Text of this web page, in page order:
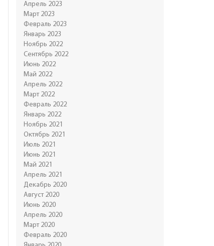
Апрель 2023
Март 2023
Февраль 2023
Январь 2023
Ноябрь 2022
Сентябрь 2022
Июнь 2022
Май 2022
Апрель 2022
Март 2022
Февраль 2022
Январь 2022
Ноябрь 2021
Октябрь 2021
Июль 2021
Июнь 2021
Май 2021
Апрель 2021
Декабрь 2020
Август 2020
Июнь 2020
Апрель 2020
Март 2020
Февраль 2020